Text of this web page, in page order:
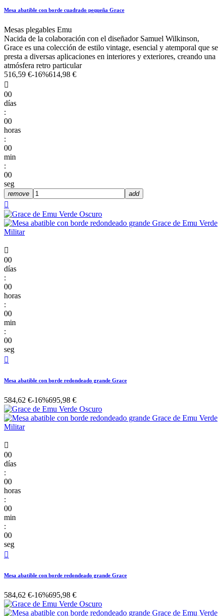
Mesa abatible con borde cuadrado pequeña Grace
Mesas plegables Emu
Nacida de la colaboración con el diseñador Samuel Wilkinson,
Grace es una colección de estilo vintage, esencial y atemporal que se
presta a diversas aplicaciones en interiores y exteriores, creando una
atmósfera retro particular
516,59 €-16%614,98 €

00
días
:
00
horas
:
00
min
:
00
seg
remove add


00
días
:
00
horas
:
00
min
:
00
seg

Mesa abatible con borde redondeado grande Grace
584,62 €-16%695,98 €

00
días
:
00
horas
:
00
min
:
00
seg

Mesa abatible con borde redondeado grande Grace
584,62 €-16%695,98 €